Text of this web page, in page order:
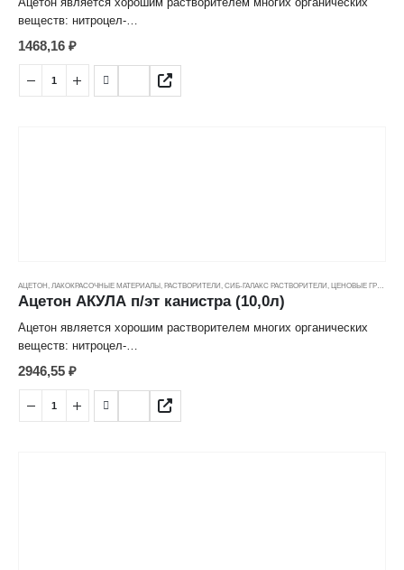
веществ: нитроцел-
люлозы, жиров, воска, резины, ацетилена и др., а также целого
ряда неорганических
солей: хлорида кальция, йодида натрия, хлорида ртути и др.
1468,16 ₽
АЦЕТОН ЛАКОКРАСОЧНЫЕ МАТЕРИАЛЫ РАСТВОРИТЕЛИ СИБ-ГАЛАКС РАСТВОРИТЕЛИ ЦЕНОВЫЕ ГРУППЫ
Ацетон АКУЛА п/эт канистра (10,0л)
Ацетон является хорошим растворителем многих органических
веществ: нитроцел-
люлозы, жиров, воска, резины, ацетилена и др., а также целого
ряда неорганических
солей: хлорида кальция, йодида натрия, хлорида ртути и др.
2946,55 ₽